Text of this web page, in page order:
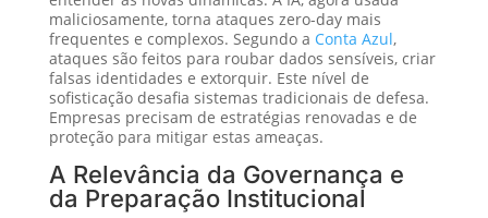
maliciosamente, torna ataques zero-day mais
frequentes e complexos. Segundo a Conta Azul,
ataques são feitos para roubar dados sensíveis, criar
falsas identidades e extorquir. Este nível de
sofisticação desafia sistemas tradicionais de defesa.
Empresas precisam de estratégias renovadas e de
proteção para mitigar estas ameaças.
A Relevância da Governança e
da Preparação Institucional